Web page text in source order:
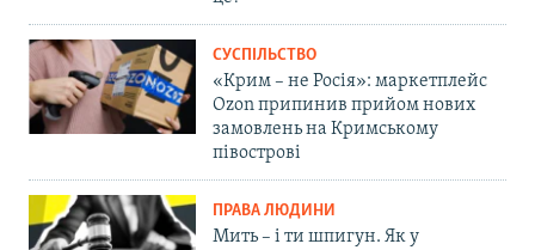
СУСПІЛЬСТВО
«Крим – не Росія»: маркетплейс
Ozon припинив прийом нових
замовлень на Кримському
півострові
ПРАВА ЛЮДИНИ
Мить – і ти шпигун. Як у